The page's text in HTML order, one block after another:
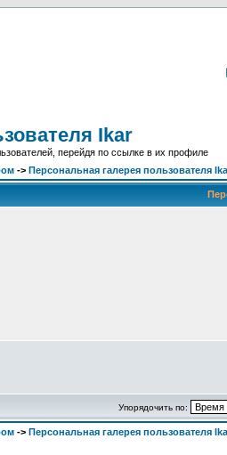
Ikar
перейдя по ссылке в их профиле
-> Персональная галерея пользователя
Упорядочить по:
-> Персональная галерея пользователя